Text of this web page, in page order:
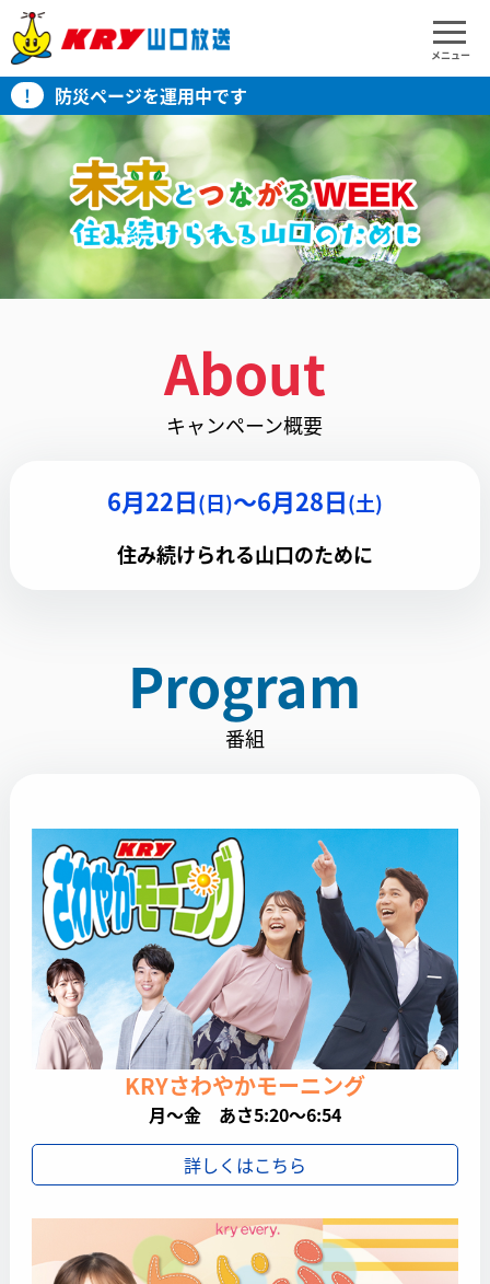
メニュー
! 防災ページを運用中です
About
キャンペーン概要
6月22日(日)～6月28日(土)
住み続けられる山口のために
Program
番組
KRYさわやかモーニング
月～金 あさ5:20～6:54
詳しくはこちら